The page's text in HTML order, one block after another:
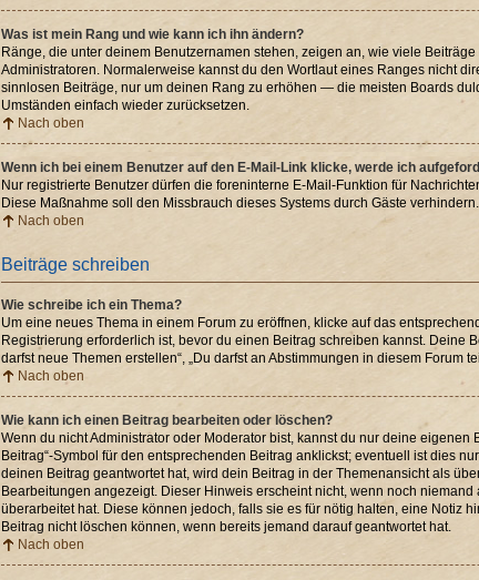
Was ist mein Rang und wie kann ich ihn ändern?
Ränge, die unter deinem Benutzernamen stehen, zeigen an, wie viele
Administratoren. Normalerweise kannst du den Wortlaut eines Ranges nicht
sinnlosen Beiträge, nur um deinen Rang zu erhöhen — die meisten Boards
Umständen einfach wieder zurücksetzen.
Nach oben
Wenn ich bei einem Benutzer auf den E-Mail-Link klicke, werde ich
Nur registrierte Benutzer dürfen die foreninterne E-Mail-Funktion für
Diese Maßnahme soll den Missbrauch dieses Systems durch Gäste verhindern.
Nach oben
Beiträge schreiben
Wie schreibe ich ein Thema?
Um eine neues Thema in einem Forum zu eröffnen, klicke auf das
Registrierung erforderlich ist, bevor du einen Beitrag schreiben kannst. Deine
darfst neue Themen erstellen“, „Du darfst an Abstimmungen in diesem Forum
Nach oben
Wie kann ich einen Beitrag bearbeiten oder löschen?
Wenn du nicht Administrator oder Moderator bist, kannst du nur deine
Beitrag“-Symbol für den entsprechenden Beitrag anklickst; eventuell ist dies
deinen Beitrag geantwortet hat, wird dein Beitrag in der Themenansicht als
Bearbeitungen angezeigt. Dieser Hinweis erscheint nicht, wenn noch
überarbeitet hat. Diese können jedoch, falls sie es für nötig halten, eine Notiz
Beitrag nicht löschen können, wenn bereits jemand darauf geantwortet hat.
Nach oben